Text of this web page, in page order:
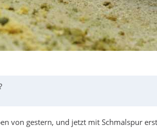
von gestern, und jetzt mit Schmalspur